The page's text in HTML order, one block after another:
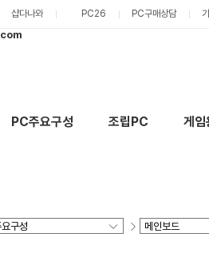
샵다나와 PC26 PC구매상담
PC주요구성 조립PC 게